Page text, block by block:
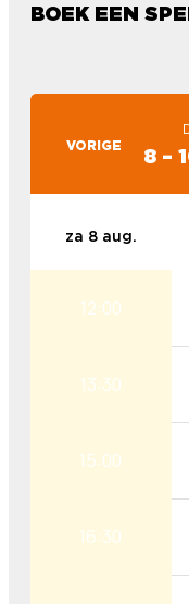
BOEK EEN
VORIGE 8 –
za 8 aug.
12:00
13:30
15:00
16:30